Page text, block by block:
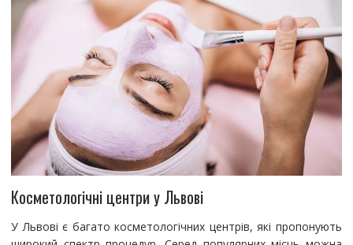
Косметологічні центри у Львові
У Львові є багато косметологічних центрів, які пропонують